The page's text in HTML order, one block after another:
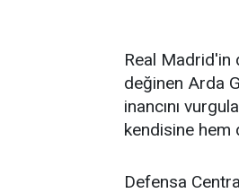
Real Madrid'in
değinen Arda
inancını
kendisine hem
Defensa